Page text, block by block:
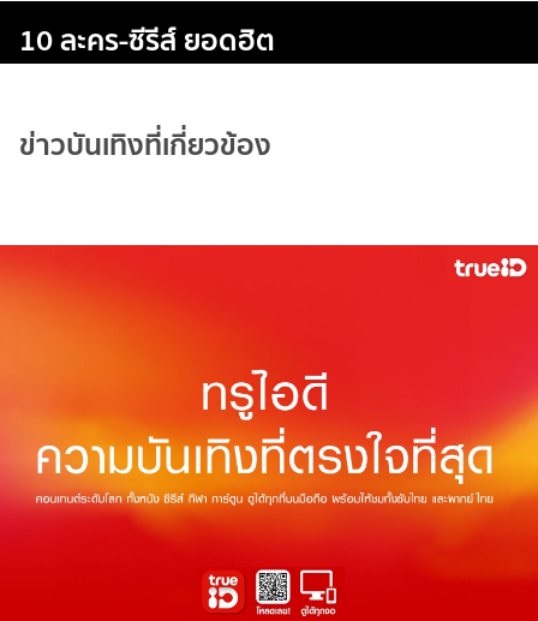
10 ละคร-ซีรีส์ ยอดฮิต
ข่าวบันเทิงที่เกี่ยวข้อง